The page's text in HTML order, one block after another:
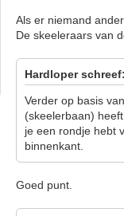
Als er niemand
De skeeleraars van
Hardloper schreef:
Verder op basis
(skeelerbaan)
je een rondje hebt
binnenkant.
Goed punt.